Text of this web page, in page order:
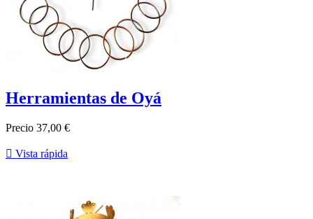
Herramientas de Oyá
Precio 37,00 €
 Vista rápida